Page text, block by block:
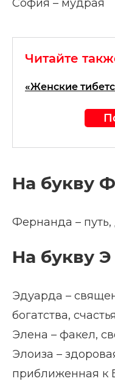
София – мудрая
Читайте
«Женские
На букву Ф
Фернанда – путь,
На букву Э
Эдуарда –
богатства, счастья
Элена – факел,
Элоиза –
приближенная к